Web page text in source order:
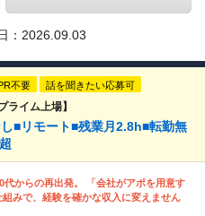
： 2026.09.03
不要 話を聞きたい応募可
イム上場】
■リモート■残業月2.8h■転勤無
代からの再出発。 「会社がアポを用意す
組みで、経験を確かな収入に変えません